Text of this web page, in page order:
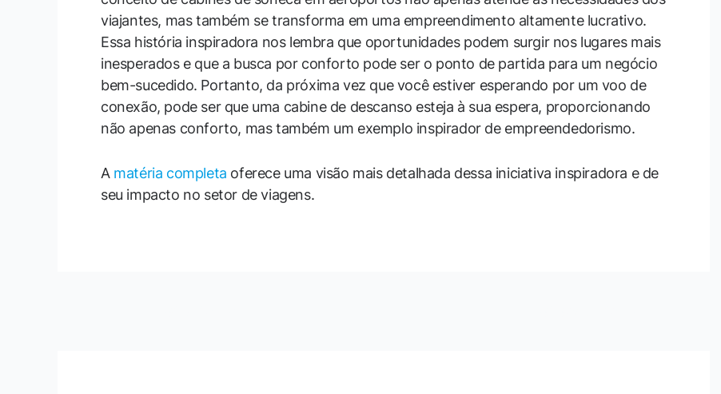
viajantes, mas também se transforma em uma empreendimento altamente lucrativo.
Essa história inspiradora nos lembra que oportunidades podem surgir nos lugares mais
inesperados e que a busca por conforto pode ser o ponto de partida para um negócio
bem-sucedido. Portanto, da próxima vez que você estiver esperando por um voo de
conexão, pode ser que uma cabine de descanso esteja à sua espera, proporcionando
não apenas conforto, mas também um exemplo inspirador de empreendedorismo.
A matéria completa oferece uma visão mais detalhada dessa iniciativa inspiradora e de
seu impacto no setor de viagens.